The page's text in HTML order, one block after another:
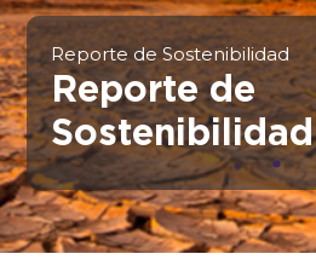
Reporte de Sostenibilidad
Reporte de
Sostenibilidad